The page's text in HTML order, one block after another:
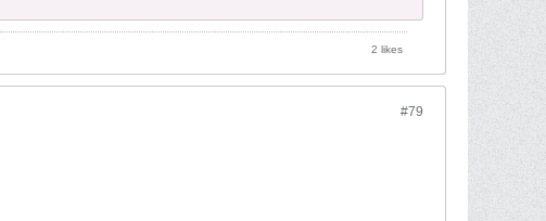
2 likes
#79